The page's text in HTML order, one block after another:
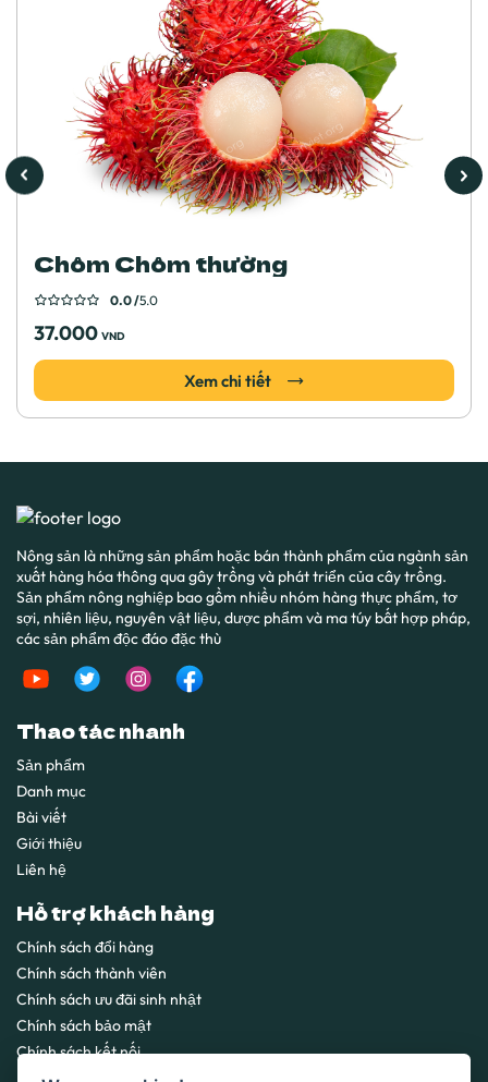
Chôm Chôm thường
0.0 /5.0
37.000 VND
Xem chi tiết
Nông sản là những sản phẩm hoặc bán thành phẩm của ngành sản
xuất hàng hóa thông qua gây trồng và phát triển của cây trồng.
Sản phẩm nông nghiệp bao gồm nhiều nhóm hàng thực phẩm, tơ
sợi, nhiên liệu, nguyên vật liệu, dược phẩm và ma túy bất hợp pháp,
các sản phẩm độc đáo đặc thù
Thao tác nhanh
Sản phẩm
Danh mục
Bài viết
Giới thiệu
Liên hệ
Hỗ trợ khách hàng
Chính sách đổi hàng
Chính sách thành viên
Chính sách ưu đãi sinh nhật
Chính sách bảo mật
Chính sách kết nối